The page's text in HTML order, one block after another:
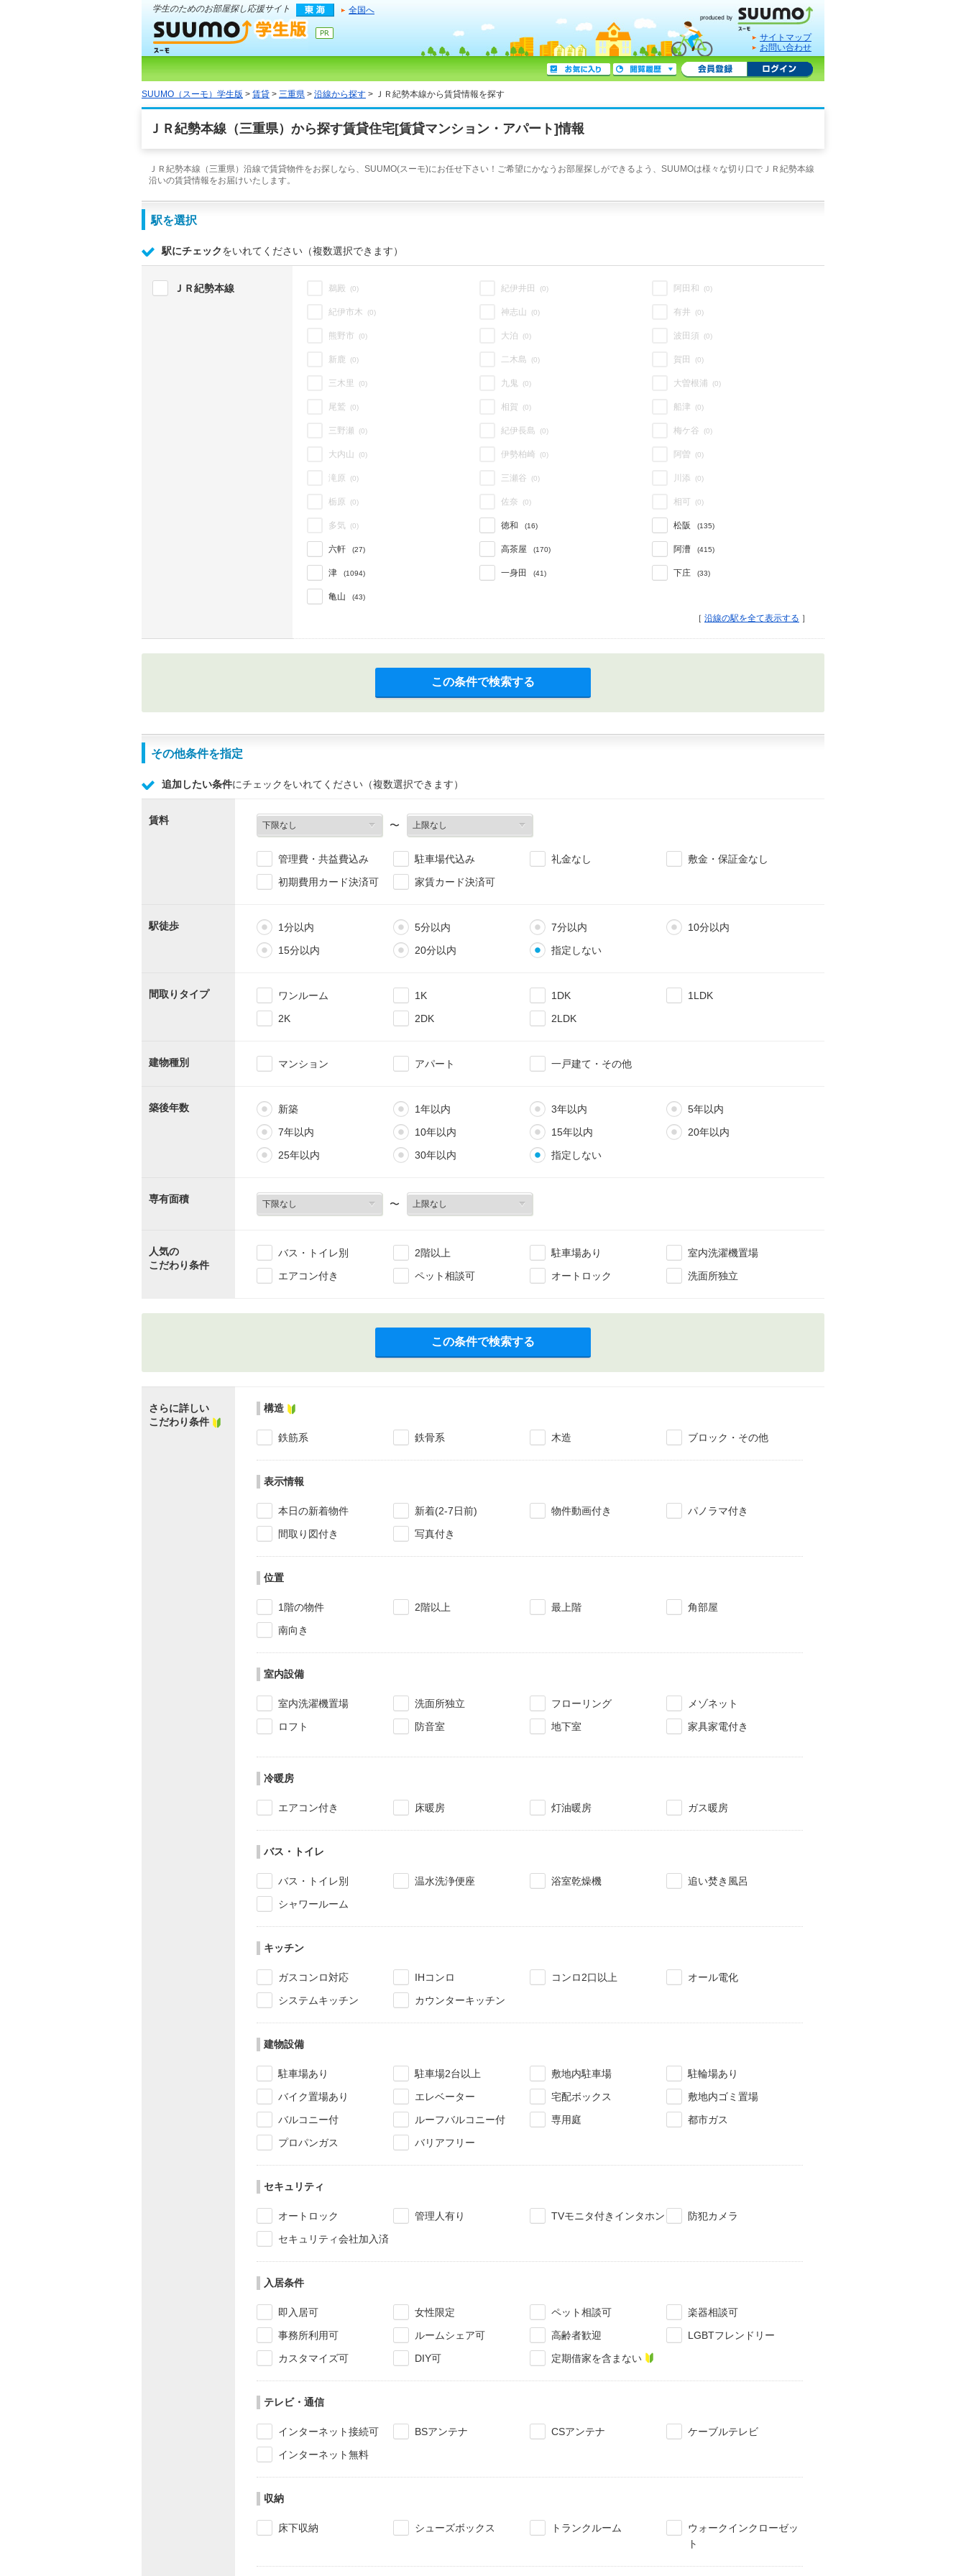
学生のためのお部屋探し応援サイト 全国へ
サイトマップ
お問い合わせ
SUUMO（スーモ）学生版 > 賃貸 > 三重県 > 沿線から探す > ＪＲ紀勢本線から賃貸情報を探す
ＪＲ紀勢本線（三重県）から探す賃貸住宅[賃貸マンション・アパート]情報
ＪＲ紀勢本線（三重県）沿線で賃貸物件をお探しなら、SUUMO(スーモ)にお任せ下さい！ご希望にかなうお部屋探しができるよう、SUUMOは様々な切り口でＪＲ紀勢本線
沿いの賃貸情報をお届けいたします。
駅を選択
駅にチェックをいれてください（複数選択できます）
ＪＲ紀勢本線 鵜殿 (0) 紀伊井田 (0) 阿田和 (0)
紀伊市木 (0) 神志山 (0) 有井 (0)
熊野市 (0) 大泊 (0) 波田須 (0)
新鹿 (0) 二木島 (0) 賀田 (0)
三木里 (0) 九鬼 (0) 大曽根浦 (0)
尾鷲 (0) 相賀 (0) 船津 (0)
三野瀬 (0) 紀伊長島 (0) 梅ケ谷 (0)
大内山 (0) 伊勢柏崎 (0) 阿曽 (0)
滝原 (0) 三瀬谷 (0) 川添 (0)
栃原 (0) 佐奈 (0) 相可 (0)
多気 (0) 徳和 (16) 松阪 (135)
六軒 (27) 高茶屋 (170) 阿漕 (415)
津 (1094) 一身田 (41) 下庄 (33)
亀山 (43)
［ 沿線の駅を全て表示する ］
この条件で検索する
その他条件を指定
追加したい条件にチェックをいれてください（複数選択できます）
賃料 〜
管理費・共益費込み 駐車場代込み 礼金なし
敷金・保証金なし
初期費用カード決済可
家賃カード決済可
駅徒歩 1分以内 5分以内 7分以内
10分以内
15分以内
20分以内 指定しない
間取りタイプ ワンルーム 1K 1DK
1LDK
2K
2DK 2LDK
建物種別 マンション アパート 一戸建て・その他
築後年数 新築 1年以内 3年以内
5年以内
7年以内
10年以内 15年以内
20年以内
25年以内
30年以内 指定しない
専有面積 〜
人気の
こだわり条件
バス・トイレ別 2階以上 駐車場あり
室内洗濯機置場
エアコン付き
ペット相談可 オートロック 洗面所独立
この条件で検索する
さらに詳しい
こだわり条件
構造
鉄筋系 鉄骨系 木造 ブロック・その他
表示情報
本日の新着物件 新着(2-7日前) 物件動画付き
パノラマ付き
間取り図付き
写真付き
位置
1階の物件 2階以上 最上階
角部屋
南向き
室内設備
室内洗濯機置場 洗面所独立 フローリング
メゾネット
ロフト
防音室 地下室 家具家電付き
冷暖房
エアコン付き 床暖房 灯油暖房 ガス暖房
バス・トイレ
バス・トイレ別 温水洗浄便座 浴室乾燥機
追い焚き風呂
シャワールーム
キッチン
ガスコンロ対応 IHコンロ コンロ2口以上
オール電化
システムキッチン
カウンターキッチン
建物設備
駐車場あり 駐車場2台以上 敷地内駐車場
駐輪場あり
バイク置場あり
エレベーター 宅配ボックス
敷地内ゴミ置場
バルコニー付
ルーフバルコニー付 専用庭
都市ガス
プロパンガス
バリアフリー
セキュリティ
オートロック 管理人有り TVモニタ付きインタホン
防犯カメラ
セキュリティ会社加入済
入居条件
即入居可 女性限定 ペット相談可
楽器相談可
事務所利用可
ルームシェア可 高齢者歓迎
LGBTフレンドリー
カスタマイズ可
DIY可 定期借家を含まない
テレビ・通信
インターネット接続可 BSアンテナ CSアンテナ
ケーブルテレビ
インターネット無料
収納
床下収納 シューズボックス トランクルーム
ウォークインクローゼッ
ト